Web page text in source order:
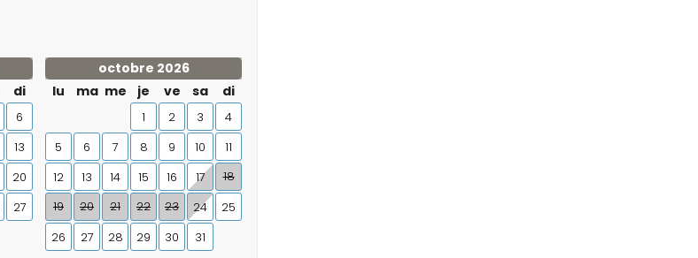
di
6
13
20
27
octobre 2026
lu
ma me je ve sa di
1 2 3
4
5
6 7 8 9 10
11
12
13 14 15 16 17
18
19
20 21 22 23 24
25
26
27 28 29 30 31